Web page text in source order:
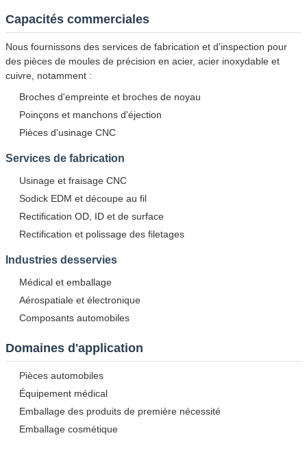
Capacités commerciales
Nous fournissons des services de fabrication et d'inspection pour
des pièces de moules de précision en acier, acier inoxydable et
cuivre, notamment :
Broches d'empreinte et broches de noyau
Poinçons et manchons d'éjection
Pièces d'usinage CNC
Services de fabrication
Usinage et fraisage CNC
Sodick EDM et découpe au fil
Rectification OD, ID et de surface
Rectification et polissage des filetages
Industries desservies
Médical et emballage
Aérospatiale et électronique
Composants automobiles
Domaines d'application
Pièces automobiles
Équipement médical
Emballage des produits de première nécessité
Emballage cosmétique